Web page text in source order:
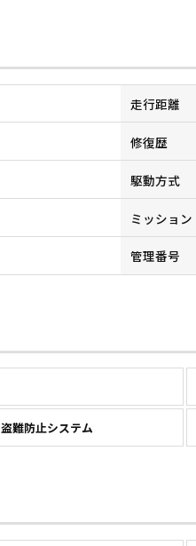
走行距離
修復歴
駆動方式
ミッション
管理番号
盗難防止システム